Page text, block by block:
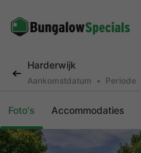
Harderwijk
Aankomstdatum Periode
Foto's Accommodaties